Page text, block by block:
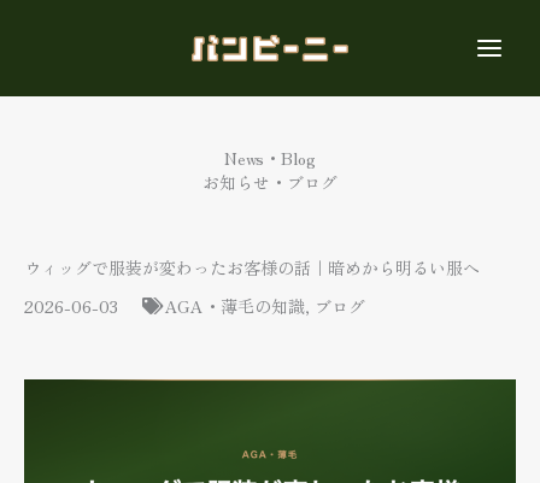
ス
News・Blog
お知らせ・ブログ
ウィッグで服装が変わったお客様の話｜暗めから明るい服へ
2026-06-03
AGA・薄毛の知識, ブログ